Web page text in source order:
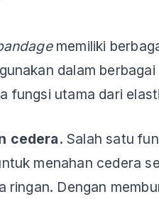
memiliki
dalam
fungsi utama dari
cedera. Salah satu
menahan cedera
ringan. Dengan